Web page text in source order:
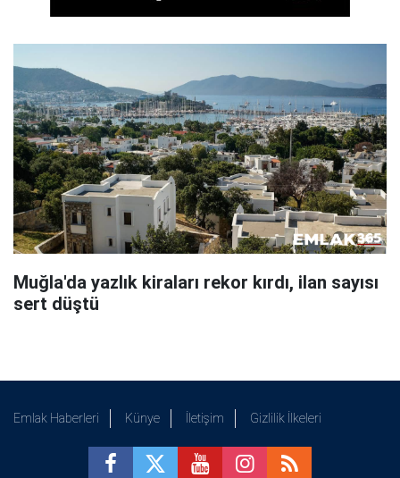
Muğla'da yazlık kiraları rekor kırdı, ilan sayısı
sert düştü
Emlak Haberleri Künye İletişim Gizlilik İlkeleri